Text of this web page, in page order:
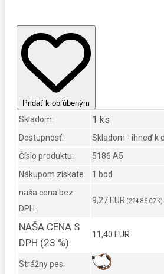
Pridať k obľúbeným
Skladom: 1 ks
Dostupnosť:
Skladom - ihneď k
Číslo produktu:
5186 A5
Nákupom získate
1 bod
naša cena bez
DPH :
9,27 EUR (224,86 CZK)
NAŠA CENA S
DPH (23 %):
11,40 EUR
Strážny pes: